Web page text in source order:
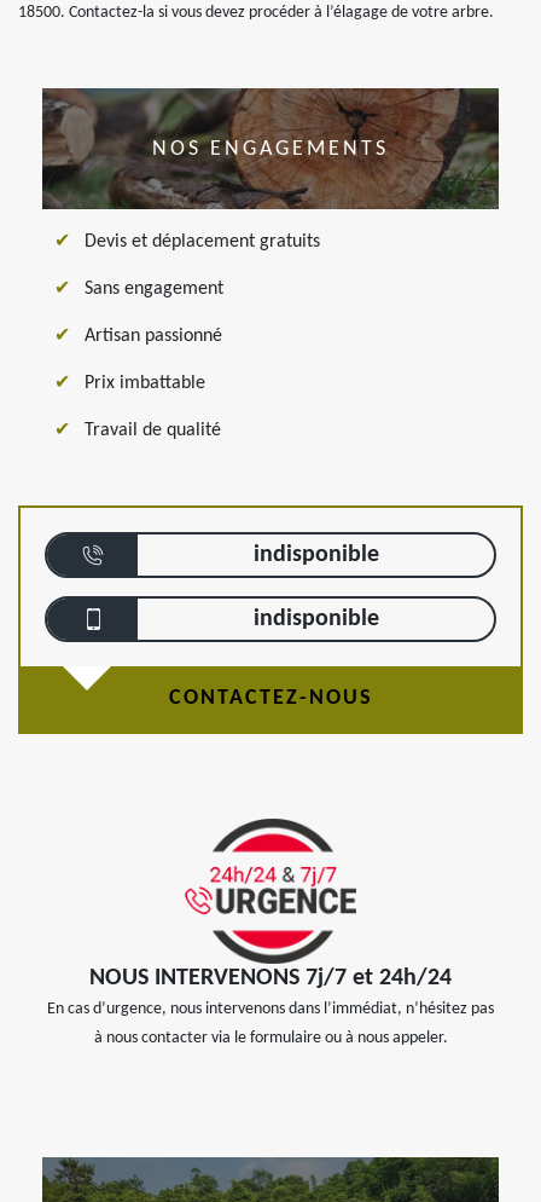
18500. Contactez-la si vous devez procéder à l’élagage de votre arbre.
NOS ENGAGEMENTS
Devis et déplacement gratuits
Sans engagement
Artisan passionné
Prix imbattable
Travail de qualité
indisponible
indisponible
CONTACTEZ-NOUS
NOUS INTERVENONS 7j/7 et 24h/24
En cas d’urgence, nous intervenons dans l’immédiat, n’hésitez pas
à nous contacter via le formulaire ou à nous appeler.